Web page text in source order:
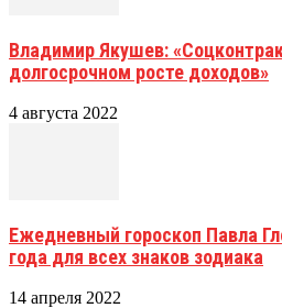
Владимир Якушев:
долгосрочном росте доходов»
4 августа 2022
Ежедневный гороскоп Павла
года для всех знаков зодиака
14 апреля 2022